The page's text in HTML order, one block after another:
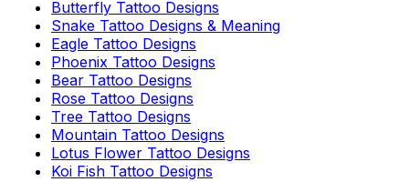
Butterfly Tattoo Designs
Snake Tattoo Designs & Meaning
Eagle Tattoo Designs
Phoenix Tattoo Designs
Bear Tattoo Designs
Rose Tattoo Designs
Tree Tattoo Designs
Mountain Tattoo Designs
Lotus Flower Tattoo Designs
Koi Fish Tattoo Designs